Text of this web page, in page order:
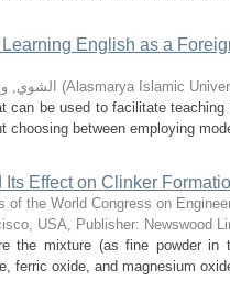
English as a
الشوي, (Alasmarya Islamic
can be used to facilitate
choosing between employing
Effect on Clinker
of the World Congress on
USA, Publisher: Newswood
the mixture (as fine powder in
ferric oxide, and magnesium